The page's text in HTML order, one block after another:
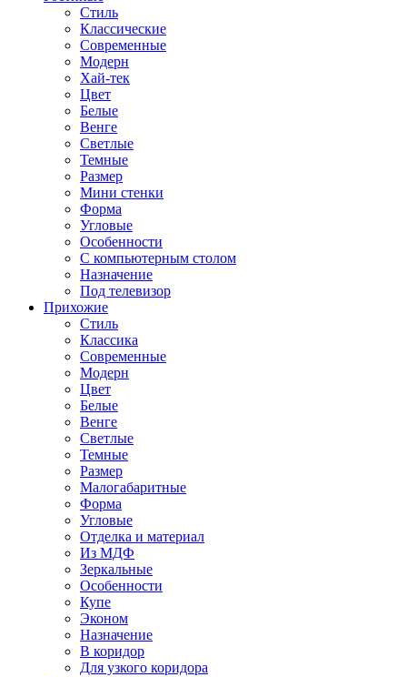
Стиль
Классические
Современные
Модерн
Хай-тек
Цвет
Белые
Венге
Светлые
Темные
Размер
Мини стенки
Форма
Угловые
Особенности
С компьютерным столом
Назначение
Под телевизор
Прихожие
Стиль
Классика
Современные
Модерн
Цвет
Белые
Венге
Светлые
Темные
Размер
Малогабаритные
Форма
Угловые
Отделка и материал
Из МДФ
Зеркальные
Особенности
Купе
Эконом
Назначение
В коридор
Для узкого коридора